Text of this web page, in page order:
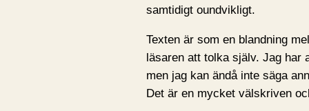
samtidigt oundvikligt.
Texten är som en blandning
läsaren att tolka själv. Jag har
men jag kan ändå inte säga
Det är en mycket välskriven